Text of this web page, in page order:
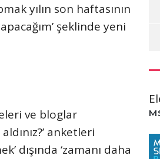
yılın son haftasının
şeklinde yeni
ve bloglar
anketleri
dışında ‘zamanı daha